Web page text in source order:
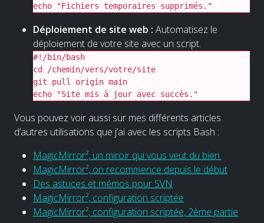
echo "Fichiers temporaires supprimés."
Déploiement de site web : Automatisez le
déploiement de votre site avec un script.
#!/bin/bash
cd /chemin/vers/votre/site
git pull origin main
echo "Site mis à jour avec succès."
Vous pouvez voir aussi sur mes différents articles
d’autres utilisations que j’ai avec les scripts Bash :
MagicMirror², un miroir qui vous veut du bien.
MagicMirror², on recommence depuis le début
Des astuces et mémos pour SVN
MagicMirror², configuration scriptée
MagicMirror², configuration scriptée, 2ème partie